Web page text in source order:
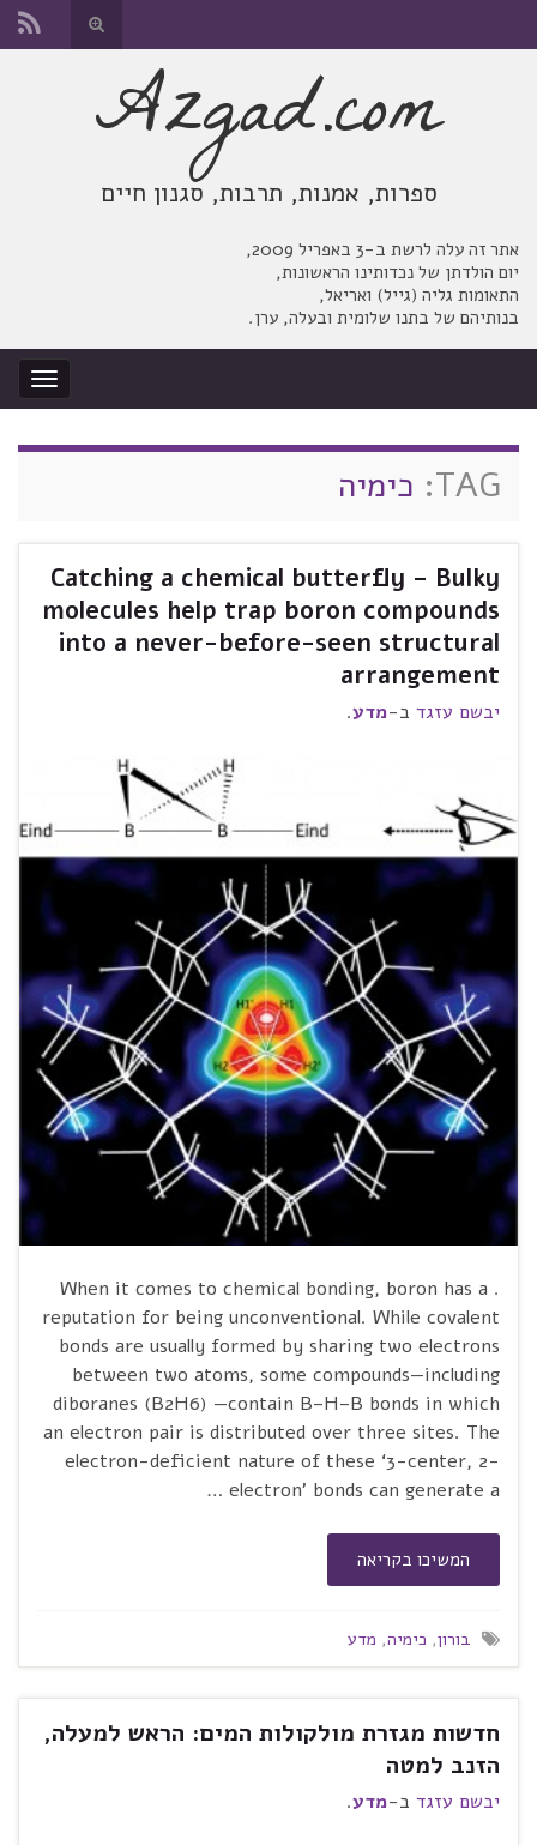
החלף
טופס
אתר זה עלה לרשת ב-3 באפריל 2009,
יום הולדתן של נכדותינו הראשונות,
התאומות גליה (גייל) ואריאל,
בנותיהם של בתנו שלומית ובעלה, ערן.
החלף
ניווט
Azgad.com
ספרות, אמנות, תרבות, סגנון חיים
TAG: כימיה
Catching a chemical butterfly – Bulky
molecules help trap boron compounds
into a never-before-seen structural
arrangement
יבשם עזגד ב-מדע.
. When it comes to chemical bonding, boron has a
reputation for being unconventional. While covalent
bonds are usually formed by sharing two electrons
between two atoms, some compounds—including
diboranes (B2H6) —contain B–H–B bonds in which
an electron pair is distributed over three sites. The
electron-deficient nature of these ‘3-center, 2-
electron’ bonds can generate a …
המשיכו בקריאה
בורון, כימיה, מדע
חדשות מגזרת מולקולות המים: הראש למעלה,
הזנב למטה
יבשם עזגד ב-מדע.